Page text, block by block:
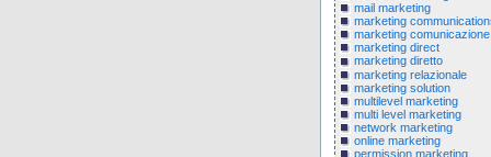
mail marketing
marketing
marketing comunicazione
marketing direct
marketing diretto
marketing relazionale
marketing solution
multilevel marketing
multi level marketing
network marketing
online marketing
permission marketing